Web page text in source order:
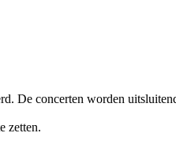
De concerten worden
zetten.